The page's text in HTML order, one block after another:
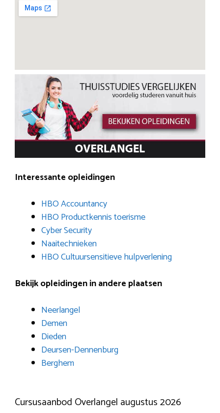
Interessante opleidingen
HBO Accountancy
HBO Productkennis toerisme
Cyber Security
Naaitechnieken
HBO Cultuursensitieve hulpverlening
Bekijk opleidingen in andere plaatsen
Neerlangel
Demen
Dieden
Deursen-Dennenburg
Berghem
Cursusaanbod Overlangel augustus 2026